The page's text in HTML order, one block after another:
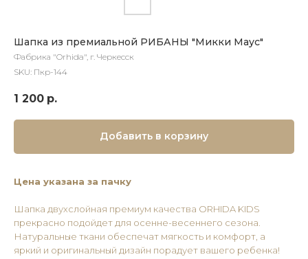
Шапка из премиальной РИБАНЫ "Микки Маус"
Фабрика "Orhida", г. Черкесск
SKU: Пкр-144
1 200 р.
Добавить в корзину
Цена указана за пачку
Шапка двухслойная премиум качества ORHIDA KIDS
прекрасно подойдет для осенне-весеннего сезона.
Натуральные ткани обеспечат мягкость и комфорт, а
яркий и оригинальный дизайн порадует вашего ребенка!